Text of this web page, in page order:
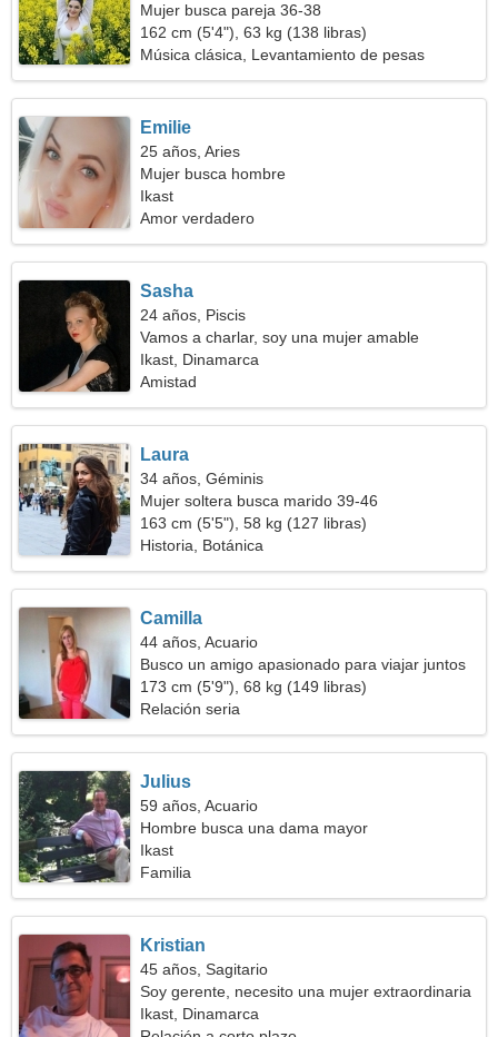
Mujer busca pareja 36-38
162 cm (5'4"), 63 kg (138 libras)
Música clásica, Levantamiento de pesas
Emilie
25 años, Aries
Mujer busca hombre
Ikast
Amor verdadero
Sasha
24 años, Piscis
Vamos a charlar, soy una mujer amable
Ikast, Dinamarca
Amistad
Laura
34 años, Géminis
Mujer soltera busca marido 39-46
163 cm (5'5"), 58 kg (127 libras)
Historia, Botánica
Camilla
44 años, Acuario
Busco un amigo apasionado para viajar juntos
173 cm (5'9"), 68 kg (149 libras)
Relación seria
Julius
59 años, Acuario
Hombre busca una dama mayor
Ikast
Familia
Kristian
45 años, Sagitario
Soy gerente, necesito una mujer extraordinaria
Ikast, Dinamarca